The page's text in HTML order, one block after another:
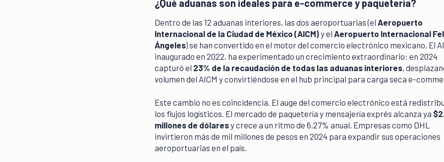
¿Qué aduanas son ideales para e-commerce y paquetería?
Dentro de las 12 aduanas interiores, las dos aeroportuarias (el Aeropuerto
Internacional de la Ciudad de México (AICM)y el Aeropuerto Internacional
Ángeles) se han convertido en el motor del comercio electrónico mexicano. El
inaugurado en 2022, ha experimentado un crecimiento extraordinario: en 2024
capturó el 23% de la recaudación de todas las aduanas interiores,
volumen del AICM y convirtiéndose en el hub principal para carga seca e-
Este cambio no es coincidencia. El auge del comercio electrónico está
los flujos logísticos. El mercado de paquetería y mensajería exprés alcanza ya
millones de dólaresy crece a un ritmo de 6.27% anual. Empresas como DHL
invirtieron más de mil millones de pesos en 2024 para expandir sus operaciones
aeroportuarias en el país.